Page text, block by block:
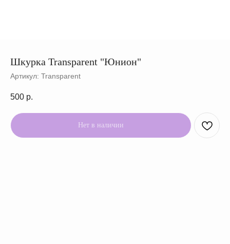
Шкурка Transparent "Юнион"
Артикул: Transparent
500 р.
Нет в наличии